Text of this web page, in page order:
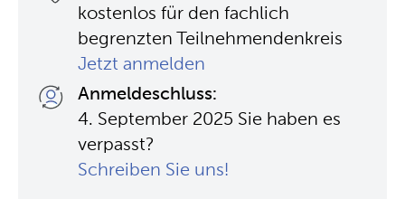
kostenlos für den fachlich
begrenzten Teilnehmendenkreis
Jetzt anmelden
Anmeldeschluss:
4. September 2025 Sie haben es
verpasst?
Schreiben Sie uns!